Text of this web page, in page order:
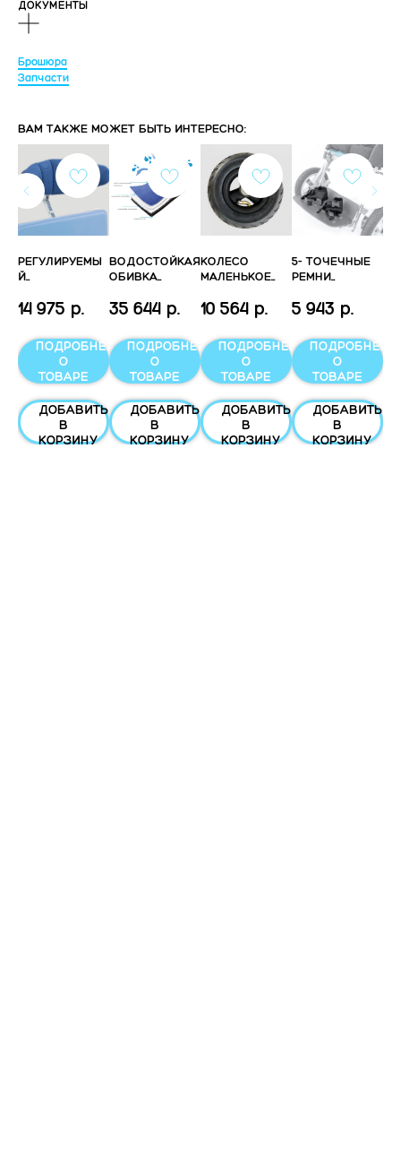
ДОКУМЕНТЫ
Брошюра
Запчасти
ВАМ ТАКЖЕ МОЖЕТ БЫТЬ ИНТЕРЕСНО:
РЕГУЛИРУЕМЫ
Й
14 975 р.
ПОДРОБНЕЕ
О
ТОВАРЕ
ДОБАВИТЬ
В
КОРЗИНУ
ВОДОСТОЙКАЯ
ОБИВКА
35 644 р.
ПОДРОБНЕЕ
О
ТОВАРЕ
ДОБАВИТЬ
В
КОРЗИНУ
КОЛЕСО
МАЛЕНЬКОЕ
10 564 р.
ПОДРОБНЕЕ
О
ТОВАРЕ
ДОБАВИТЬ
В
КОРЗИНУ
5- ТОЧЕЧНЫЕ
РЕМНИ
Е СТУПНЮ
5 943 р.
ПОДРОБНЕЕ
О
ТОВАРЕ
ДОБАВИТЬ
В
КОРЗИНУ